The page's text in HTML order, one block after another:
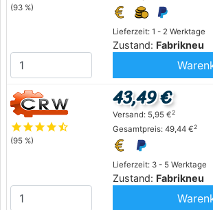
(93 %)
Lieferzeit: 1 - 2 Werktage
Zustand: Fabrikneu
starstarstarstarstar_half
(95 %)
Lieferzeit: 3 - 5 Werktage
Zustand: Fabrikneu
43,49 €
Versand: 5,95 €2
Gesamtpreis: 49,44 €2